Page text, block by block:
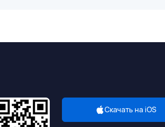
Скачать на iOS